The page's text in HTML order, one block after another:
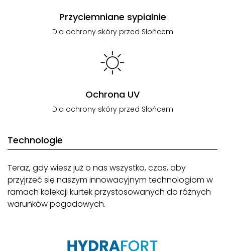
Przyciemniane sypialnie
Dla ochrony skóry przed Słońcem
Ochrona UV
Dla ochrony skóry przed Słońcem
Technologie
Teraz, gdy wiesz już o nas wszystko, czas, aby
przyjrzeć się naszym innowacyjnym technologiom w
ramach kolekcji kurtek przystosowanych do różnych
warunków pogodowych.